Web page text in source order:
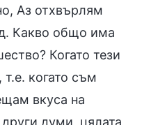
Аз отхвърлям
Какво общо има
Когато тези
когато съм
вкуса на
думи, цялата